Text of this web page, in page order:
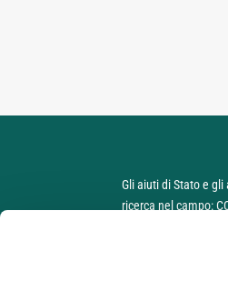
Gli aiuti di Stato e
ricerca nel campo:
https://